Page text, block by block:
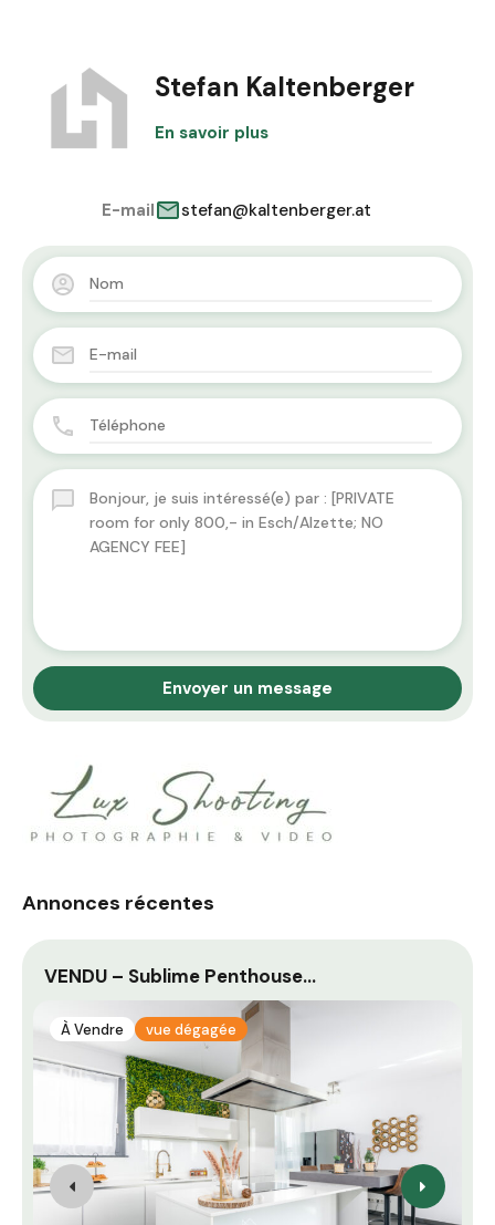
Stefan Kaltenberger
En savoir plus
E-mail stefan@kaltenberger.at
Envoyer un message
Annonces récentes
VENDU – Sublime Penthouse…
À Vendre vue dégagée